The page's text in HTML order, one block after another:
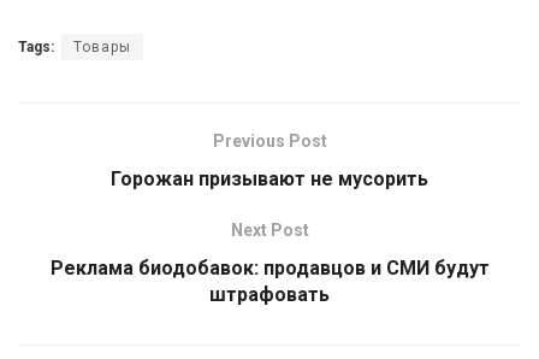
Tags: Товары
Previous Post
Горожан призывают не мусорить
Next Post
Реклама биодобавок: продавцов и СМИ будут
штрафовать